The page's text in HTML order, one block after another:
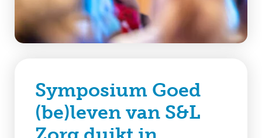
Symposium Goed
(be)leven van S&L